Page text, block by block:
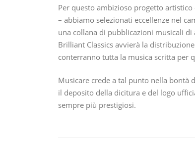
Per questo ambizioso progetto
– abbiamo selezionati eccellenze nel
una collana di pubblicazioni musicali
Brilliant Classics avvierà la
conterranno tutta la musica scritta per
Musicare crede a tal punto nella bontà
il deposito della dicitura e del logo
sempre più prestigiosi.